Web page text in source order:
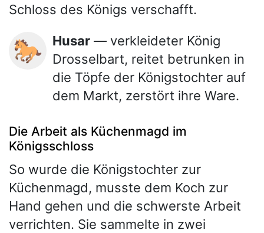
Schloss des Königs verschafft.
🐎 Husar — verkleideter König
Drosselbart, reitet betrunken in
die Töpfe der Königstochter auf
dem Markt, zerstört ihre Ware.
Die Arbeit als Küchenmagd im
Königsschloss
So wurde die Königstochter zur
Küchenmagd, musste dem Koch zur
Hand gehen und die schwerste Arbeit
verrichten. Sie sammelte in zwei